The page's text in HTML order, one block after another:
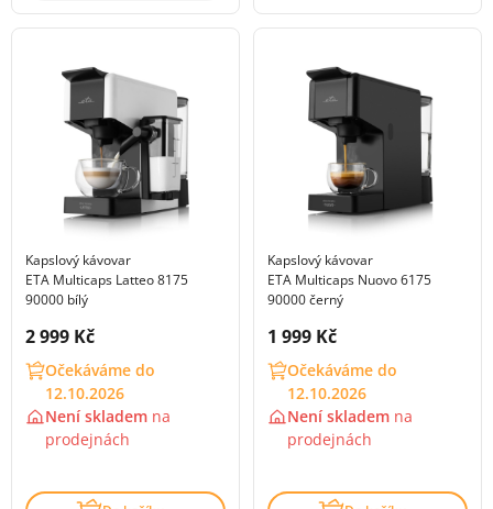
Kapslový kávovar
ETA Multicaps Latteo 8175
90000 bílý
Cena s DPH:
2 999 Kč
Očekáváme do
12.10.2026
Není skladem na
prodejnách
Kapslový kávovar
ETA Multicaps Nuovo 6175
90000 černý
Cena s DPH:
1 999 Kč
Očekáváme do
12.10.2026
Není skladem na
prodejnách